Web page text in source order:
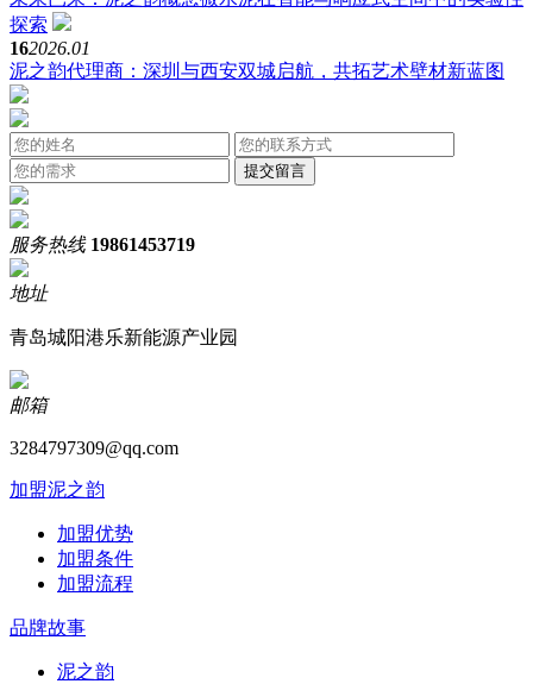
探索
162026.01
泥之韵代理商：深圳与西安双城启航，共拓艺术壁材新蓝图
服务热线 19861453719
地址
青岛城阳港乐新能源产业园
邮箱
3284797309@qq.com
加盟泥之韵
加盟优势
加盟条件
加盟流程
品牌故事
泥之韵